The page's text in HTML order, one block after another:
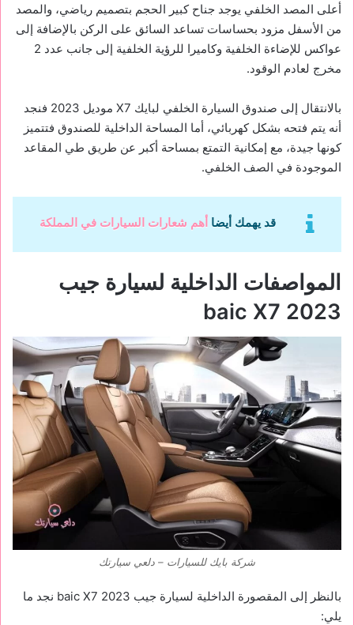
أعلى المصد الخلفي يوجد جناح كبير الحجم بتصميم رياضي، والمصد
من الأسفل مزود بحساسات تساعد السائق على الركن بالإضافة إلى
عواكس للإضاءة الخلفية وكاميرا للرؤية الخلفية إلى جانب عدد 2
مخرج لعادم الوقود.
بالانتقال إلى صندوق السيارة الخلفي لبايك X7 موديل 2023 فنجد
أنه يتم فتحه بشكل كهربائي، أما المساحة الداخلية للصندوق فتتميز
كونها جيدة، مع إمكانية التمتع بمساحة أكبر عن طريق طي المقاعد
الموجودة في الصف الخلفي.
قد يهمك أيضاأهم شعارات السيارات في المملكة
المواصفات الداخلية لسيارة جيب
baic X7 2023
شركة بايك للسيارات – دلعي سيارتك
بالنظر إلى المقصورة الداخلية لسيارة جيب baic X7 2023 نجد ما
يلي: